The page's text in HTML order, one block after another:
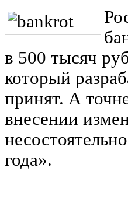
в 500 тысяч
который
принят. А
внесении
года».